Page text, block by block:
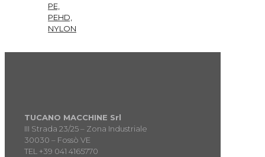
PE,
PEHD,
NYLON
TUCANO MACCHINE Srl
III Strada 23/25 – Zona Industriale
30030 – Fossò VE
TEL +39 041 4165770